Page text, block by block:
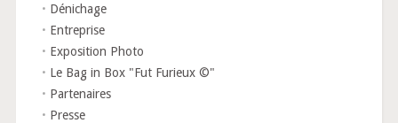
Dénichage
Entreprise
Exposition Photo
Le Bag in Box "Fut Furieux ©"
Partenaires
Presse